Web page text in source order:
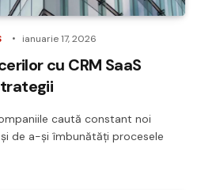
ianuarie 17, 2026
cu CRM SaaS
caută constant noi
de a-și îmbunătăți procesele